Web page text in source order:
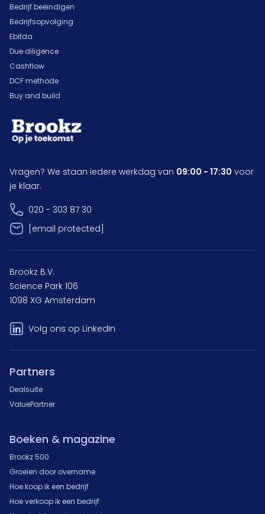
Bedrijf beëindigen
Bedrijfsopvolging
Ebitda
Due diligence
Cashflow
DCF methode
Buy and build
Vragen? We staan iedere werkdag van 09:00 - 17:30 voor
je klaar.
020 - 303 87 30
[email protected]
Brookz B.V.
Science Park 106
1098 XG Amsterdam
Volg ons op LinkedIn
Partners
Dealsuite
ValuePartner
Boeken & magazine
Brookz 500
Groeien door overname
Hoe koop ik een bedrijf
Hoe verkoop ik een bedrijf